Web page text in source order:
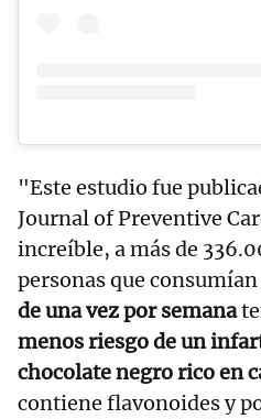
"Este estudio fue
Journal of Preventive
increíble, a más de
personas que consumían
de una vez por semana
menos riesgo de un
chocolate negro rico en
contiene flavonoides y